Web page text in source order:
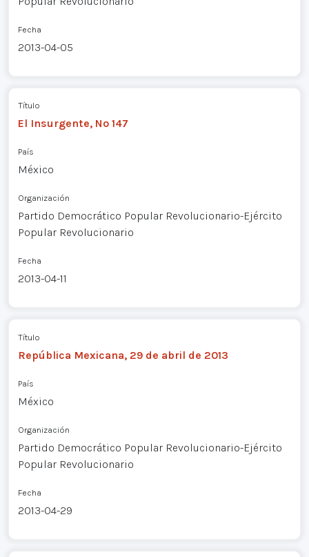
Fecha
2013-04-05
Título
El Insurgente, Nº 147
País
México
Organización
Partido Democrático Popular Revolucionario-Ejército
Popular Revolucionario
Fecha
2013-04-11
Título
República Mexicana, 29 de abril de 2013
País
México
Organización
Partido Democrático Popular Revolucionario-Ejército
Popular Revolucionario
Fecha
2013-04-29